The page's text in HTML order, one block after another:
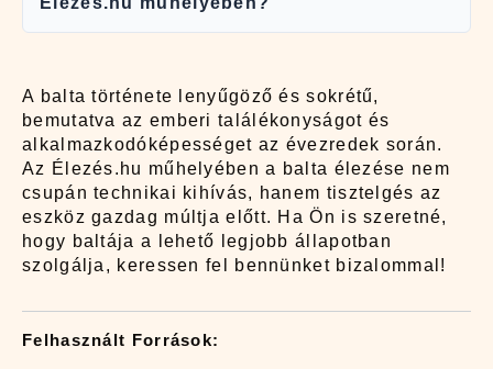
A balta története lenyűgöző és sokrétű,
bemutatva az emberi találékonyságot és
alkalmazkodóképességet az évezredek során.
Az Élezés.hu műhelyében a balta élezése nem
csupán technikai kihívás, hanem tisztelgés az
eszköz gazdag múltja előtt. Ha Ön is szeretné,
hogy baltája a lehető legjobb állapotban
szolgálja, keressen fel bennünket bizalommal!
Felhasznált Források: